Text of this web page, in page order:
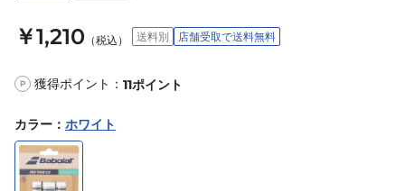
￥1,210 （税込） 送料別 店舗受取で送料無料
P 獲得ポイント： 11ポイント
カラー ： ホワイト